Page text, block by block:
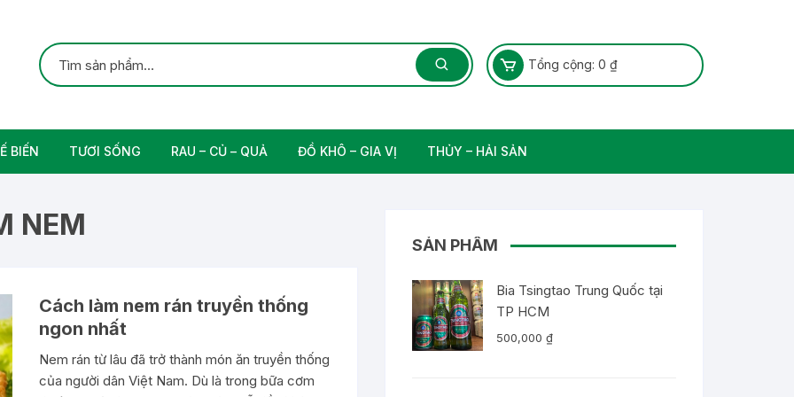
Tổng cộng: 0 ₫
BIẾN TƯƠI SỐNG
Thịt bò tươi sạch
RAU – CỦ – QUẢ ĐỒ KHÔ – GIA VỊ THỦY – HẢI SẢN
NEM
Cách làm nem rán truyền thống
ngon nhất
Nem rán từ lâu đã trở thành món ăn truyền thống
của người dân Việt Nam. Dù là trong bữa cơm
SẢN PHẨM
Bia Tsingtao Trung Quốc tại
TP HCM
500,000 ₫